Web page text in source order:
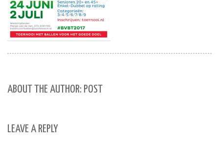
ABOUT THE AUTHOR: POST
LEAVE A REPLY